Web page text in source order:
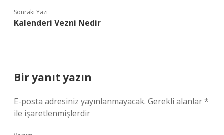
Sonraki Yazı
Kalenderi Vezni Nedir
Bir yanıt yazın
E-posta adresiniz yayınlanmayacak. Gerekli alanlar*
ile işaretlenmişlerdir